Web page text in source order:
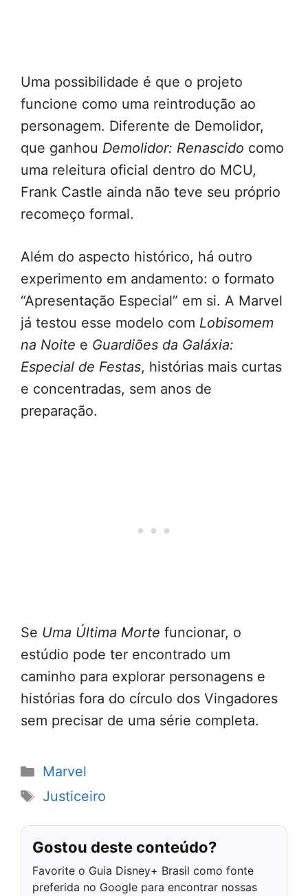
Uma possibilidade é que o projeto
funcione como uma reintrodução ao
personagem. Diferente de Demolidor,
que ganhou Demolidor: Renascido como
uma releitura oficial dentro do MCU,
Frank Castle ainda não teve seu próprio
recomeço formal.
Além do aspecto histórico, há outro
experimento em andamento: o formato
“Apresentação Especial” em si. A Marvel
já testou esse modelo com Lobisomem
na Noite e Guardiões da Galáxia:
Especial de Festas, histórias mais curtas
e concentradas, sem anos de
preparação.
Se Uma Última Morte funcionar, o
estúdio pode ter encontrado um
caminho para explorar personagens e
histórias fora do círculo dos Vingadores
sem precisar de uma série completa.
Categorias
Marvel
Tags
Justiceiro
Gostou deste conteúdo?
Favorite o Guia Disney+ Brasil como fonte
preferida no Google para encontrar nossas